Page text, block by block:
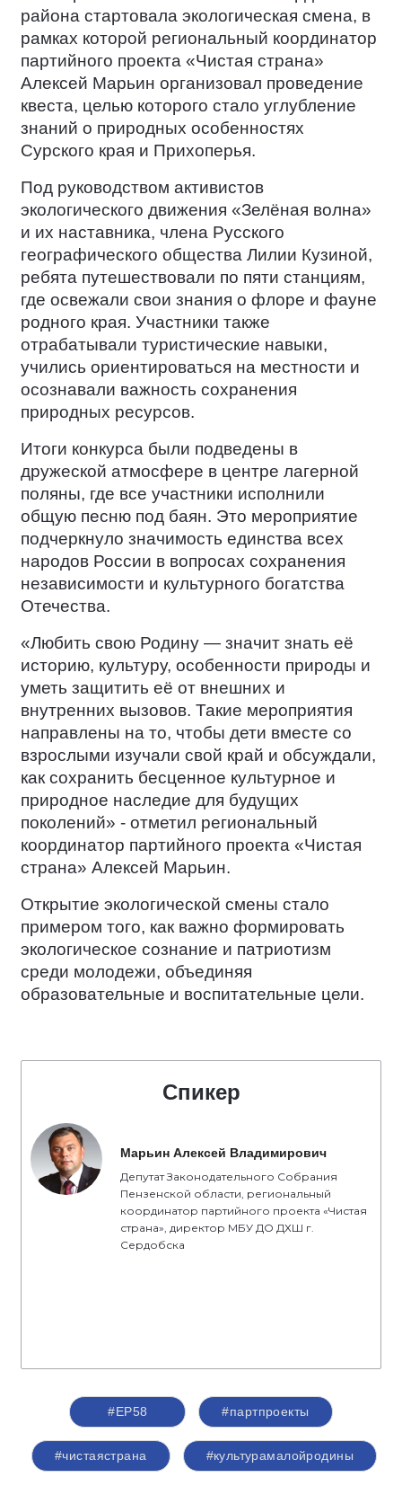
района стартовала экологическая смена, в
рамках которой региональный координатор
партийного проекта «Чистая страна»
Алексей Марьин организовал проведение
квеста, целью которого стало углубление
знаний о природных особенностях
Сурского края и Прихоперья.
Под руководством активистов
экологического движения «Зелёная волна»
и их наставника, члена Русского
географического общества Лилии Кузиной,
ребята путешествовали по пяти станциям,
где освежали свои знания о флоре и фауне
родного края. Участники также
отрабатывали туристические навыки,
учились ориентироваться на местности и
осознавали важность сохранения
природных ресурсов.
Итоги конкурса были подведены в
дружеской атмосфере в центре лагерной
поляны, где все участники исполнили
общую песню под баян. Это мероприятие
подчеркнуло значимость единства всех
народов России в вопросах сохранения
независимости и культурного богатства
Отечества.
«Любить свою Родину — значит знать её
историю, культуру, особенности природы и
уметь защитить её от внешних и
внутренних вызовов. Такие мероприятия
направлены на то, чтобы дети вместе со
взрослыми изучали свой край и обсуждали,
как сохранить бесценное культурное и
природное наследие для будущих
поколений» - отметил региональный
координатор партийного проекта «Чистая
страна» Алексей Марьин.
Открытие экологической смены стало
примером того, как важно формировать
экологическое сознание и патриотизм
среди молодежи, объединяя
образовательные и воспитательные цели.
Спикер
Марьин Алексей Владимирович
Депутат Законодательного Собрания
Пензенской области, региональный
координатор партийного проекта «Чистая
страна», директор МБУ ДО ДХШ г.
Сердобска
#ЕР58 #партпроекты
#чистаястрана #культурамалойродины